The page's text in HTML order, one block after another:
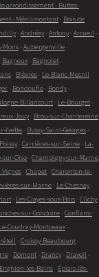
arrondissement - Buttes-
- Ménilmontant - Bois de
- Andrésy - Antony - Arcueil -
Mons - Aubergenville -
Bagneux - Bagnolet -
- Bièvres - Le-Blanc-Mesnil -
- Bondoufle - Bondy -
Billancourt - Le-Bourget -
Jouy - Brou-sur-Chantereine
Yvette - Bussy-Saint-Georges -
- Carrières-sur-Seine - La-
sur-Oise - Champigny-sur-Marne
- Chapet - Charenton-le-
sur-Marne - Le-Chesnay -
- Les-Clayes-sous-Bois - Clichy
sur-Gondoire - Conflans-
Le-Coudray-Montceaux -
- Croissy-Beaubourg -
- Domont - Drancy - Draveil -
Enghien-les-Bains - Épiais-lès-